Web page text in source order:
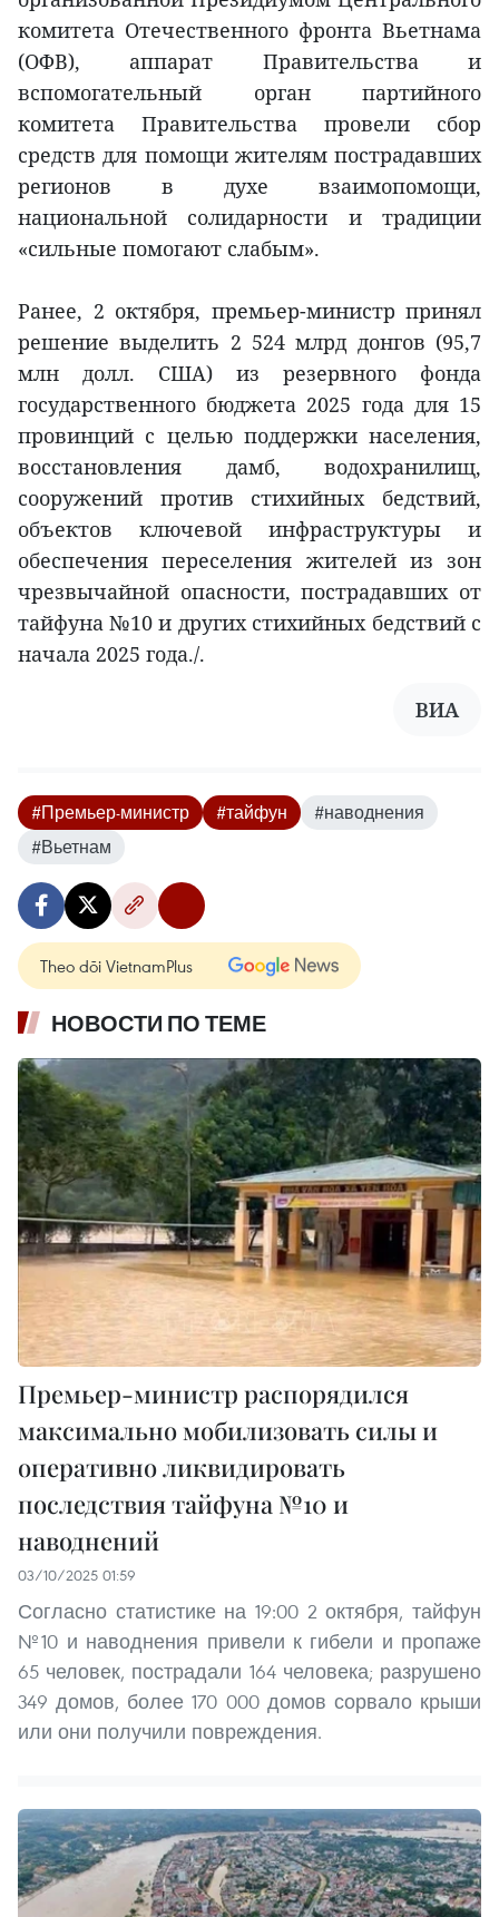
комитета Отечественного фронта Вьетнама
(ОФВ), аппарат Правительства и
вспомогательный орган партийного
комитета Правительства провели сбор
средств для помощи жителям пострадавших
регионов в духе взаимопомощи,
национальной солидарности и традиции
«сильные помогают слабым».
Ранее, 2 октября, премьер-министр принял
решение выделить 2 524 млрд донгов (95,7
млн долл. США) из резервного фонда
государственного бюджета 2025 года для 15
провинций с целью поддержки населения,
восстановления дамб, водохранилищ,
сооружений против стихийных бедствий,
объектов ключевой инфраструктуры и
обеспечения переселения жителей из зон
чрезвычайной опасности, пострадавших от
тайфуна №10 и других стихийных бедствий с
начала 2025 года./.
ВИА
#Премьер-министр #тайфун
#наводнения
#Вьетнам
Theo dõi VietnamPlus
НОВОСТИ ПО ТЕМЕ
Премьер-министр распорядился
максимально мобилизовать силы и
оперативно ликвидировать
последствия тайфуна №10 и
наводнений
03/10/2025 01:59
Согласно статистике на 19:00 2 октября, тайфун
№10 и наводнения привели к гибели и пропаже
65 человек, пострадали 164 человека; разрушено
349 домов, более 170 000 домов сорвало крыши
или они получили повреждения.